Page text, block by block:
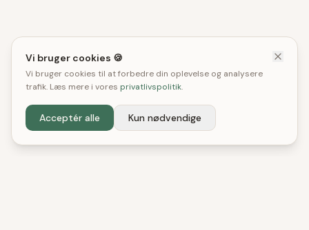
Vi bruger cookies 🍪
Vi bruger cookies til at forbedre din oplevelse og analysere
trafik. Læs mere i vores privatlivspolitik.
Acceptér alle Kun nødvendige